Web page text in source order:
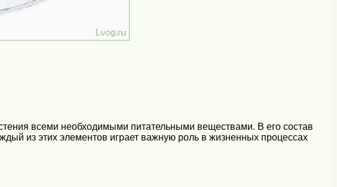
всеми необходимыми питательными веществами. В его состав
из этих элементов играет важную роль в жизненных процессах